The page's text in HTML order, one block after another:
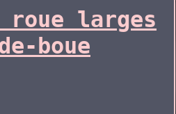
roue larges
boue